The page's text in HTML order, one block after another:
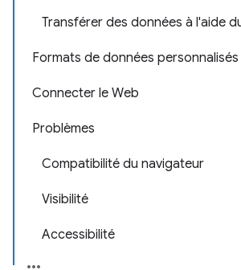
Transférer des données à l'aide
Formats de données personnalisés
Connecter le Web
Problèmes
Compatibilité du navigateur
Visibilité
Accessibilité